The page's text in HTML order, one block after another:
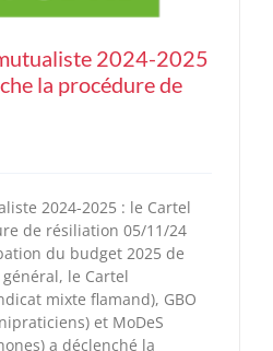
2024-2025
la procédure de
2024-2025 : le Cartel
de résiliation 05/11/24
du budget 2025 de
le Cartel
mixte flamand), GBO
et MoDeS
a déclenché la